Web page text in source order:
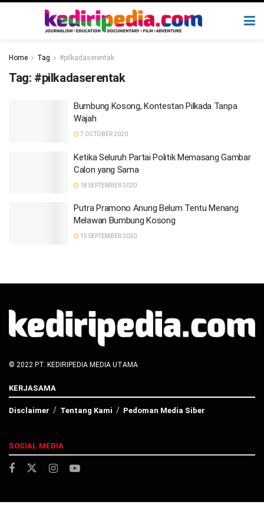
Home Tag #pilkadaserentak
Tag: #pilkadaserentak
Bumbung Kosong, Kontestan Pilkada Tanpa
Wajah
7 OCTOBER 2020
Ketika Seluruh Partai Politik Memasang Gambar
Calon yang Sama
18 SEPTEMBER 2020
Putra Pramono Anung Belum Tentu Menang
Melawan Bumbung Kosong
15 SEPTEMBER 2020
© 2022 PT. KEDIRIPEDIA MEDIA UTAMA
KERJASAMA
Disclaimer Tentang Kami Pedoman Media Siber
SOSIAL MEDIA